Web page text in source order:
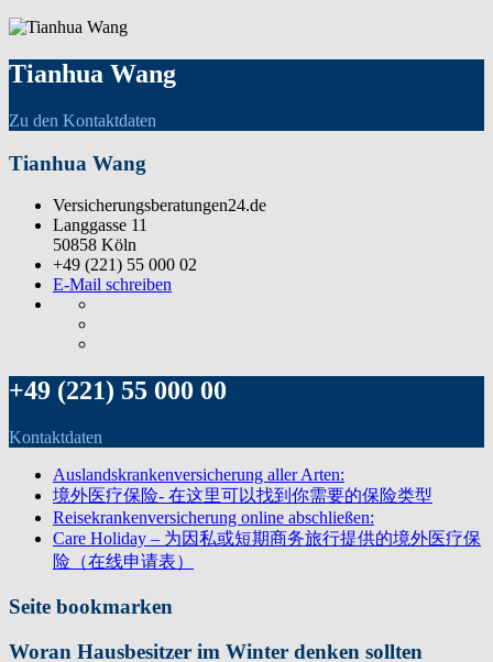
Tianhua Wang
Zu den Kontaktdaten
Tianhua Wang
Versicherungsberatungen24.de
Langgasse 11
50858 Köln
+49 (221) 55 000 02
E-Mail schreiben
+49 (221) 55 000 00
Kontaktdaten
Auslandskrankenversicherung aller Arten:
境外医疗保险- 在这里可以找到你需要的保险类型
Reisekrankenversicherung online abschließen:
Care Holiday – 为因私或短期商务旅行提供的境外医疗保
险（在线申请表）
Seite bookmarken
Woran Hausbesitzer im Winter denken sollten